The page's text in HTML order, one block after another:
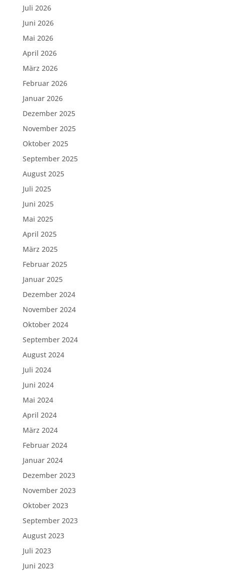
Juli 2026
Juni 2026
Mai 2026
April 2026
März 2026
Februar 2026
Januar 2026
Dezember 2025
November 2025
Oktober 2025
September 2025
August 2025
Juli 2025
Juni 2025
Mai 2025
April 2025
März 2025
Februar 2025
Januar 2025
Dezember 2024
November 2024
Oktober 2024
September 2024
August 2024
Juli 2024
Juni 2024
Mai 2024
April 2024
März 2024
Februar 2024
Januar 2024
Dezember 2023
November 2023
Oktober 2023
September 2023
August 2023
Juli 2023
Juni 2023